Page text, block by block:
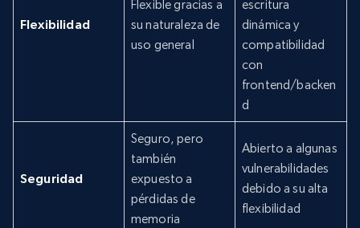
Flexibilidad
Flexible gracias a
su naturaleza de
uso general
escritura
dinámica y
compatibilidad
con
frontend/backen
d
Seguridad
Seguro, pero
también
expuesto a
pérdidas de
memoria
Abierto a algunas
vulnerabilidades
debido a su alta
flexibilidad